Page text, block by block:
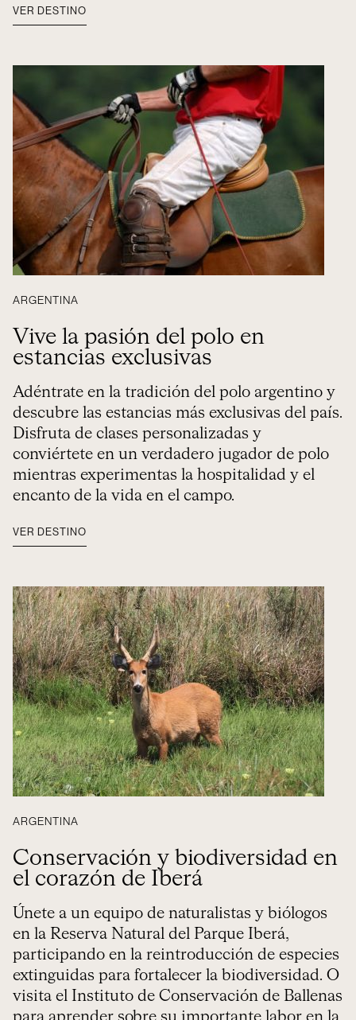
VER DESTINO
ARGENTINA
Vive la pasión del polo en
estancias exclusivas
Adéntrate en la tradición del polo argentino y
descubre las estancias más exclusivas del país.
Disfruta de clases personalizadas y
conviértete en un verdadero jugador de polo
mientras experimentas la hospitalidad y el
encanto de la vida en el campo.
VER DESTINO
ARGENTINA
Conservación y biodiversidad en
el corazón de Iberá
Únete a un equipo de naturalistas y biólogos
en la Reserva Natural del Parque Iberá,
participando en la reintroducción de especies
extinguidas para fortalecer la biodiversidad. O
visita el Instituto de Conservación de Ballenas
para aprender sobre su importante labor en la